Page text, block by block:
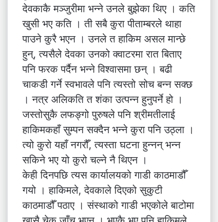
देवकाकै मञ्जुरीमा भन्ने उनले बुझेका थिए । कति
खुसी भए कति । ती सबै कुरा पीताम्बरले थाहा
पाउने कुरै भएन । उनले त हाकिम असल मान्छे
हुन्, त्यसैले देवका उनको क्वाटरमा रात बिताए
पनि फरक पर्दैन भन्ने विश्वासमा छन् । बढी
चाकडी गर्ने स्वभावले पनि त्यस्तो सोच बन्न सक्छ
। नत्र अलिकति त शंका उत्पन्न हुनुपर्ने हो ।
जस्तोसुकै लफङ्गो पुरुषले पनि श्रीमतीलाई
हाकिमकहाँ सुम्पन सक्दैन भन्ने कुरा पनि उठ्ला ।
त्यो कुरो यहाँ नगरौँ, त्यस्ता घटना हुन्नन् भन्न
सकिने भए यो कुरो चल्ने नै थिएन ।
केही दिनपछि त्यस कार्यालयको गाडी काठमाडौँ
गयो । हाकिमले, देवकाले दिएको सुकुटी
काठमाडौँ पठाए । संस्थाको गाडी भएकोले बाटोमा